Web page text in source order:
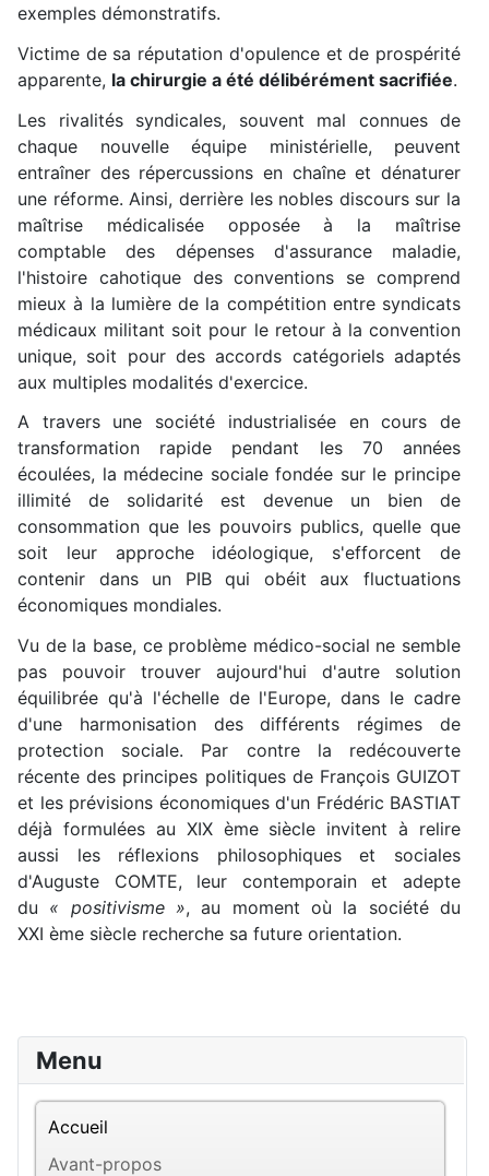
exemples démonstratifs.
Victime de sa réputation d'opulence et de prospérité
apparente, la chirurgie a été délibérément sacrifiée.
Les rivalités syndicales, souvent mal connues de
chaque nouvelle équipe ministérielle, peuvent
entraîner des répercussions en chaîne et dénaturer
une réforme. Ainsi, derrière les nobles discours sur la
maîtrise médicalisée opposée à la maîtrise
comptable des dépenses d'assurance maladie,
l'histoire cahotique des conventions se comprend
mieux à la lumière de la compétition entre syndicats
médicaux militant soit pour le retour à la convention
unique, soit pour des accords catégoriels adaptés
aux multiples modalités d'exercice.
A travers une société industrialisée en cours de
transformation rapide pendant les 70 années
écoulées, la médecine sociale fondée sur le principe
illimité de solidarité est devenue un bien de
consommation que les pouvoirs publics, quelle que
soit leur approche idéologique, s'efforcent de
contenir dans un PIB qui obéit aux fluctuations
économiques mondiales.
Vu de la base, ce problème médico-social ne semble
pas pouvoir trouver aujourd'hui d'autre solution
équilibrée qu'à l'échelle de l'Europe, dans le cadre
d'une harmonisation des différents régimes de
protection sociale. Par contre la redécouverte
récente des principes politiques de François GUIZOT
et les prévisions économiques d'un Frédéric BASTIAT
déjà formulées au XIX ème siècle invitent à relire
aussi les réflexions philosophiques et sociales
d'Auguste COMTE, leur contemporain et adepte
du « positivisme », au moment où la société du
XXI ème siècle recherche sa future orientation.
Menu
Accueil
Avant-propos